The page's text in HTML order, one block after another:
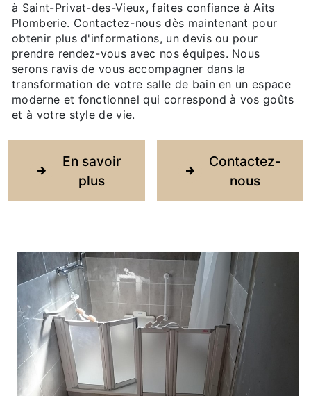
à Saint-Privat-des-Vieux, faites confiance à Aits
Plomberie. Contactez-nous dès maintenant pour
obtenir plus d'informations, un devis ou pour
prendre rendez-vous avec nos équipes. Nous
serons ravis de vous accompagner dans la
transformation de votre salle de bain en un espace
moderne et fonctionnel qui correspond à vos goûts
et à votre style de vie.
En savoir
plus
Contactez-
nous